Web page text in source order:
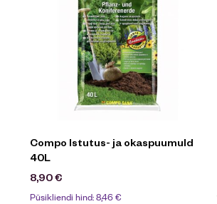
Compo Istutus- ja okaspuumuld
40L
8,90€
Püsikliendi hind:8,46€